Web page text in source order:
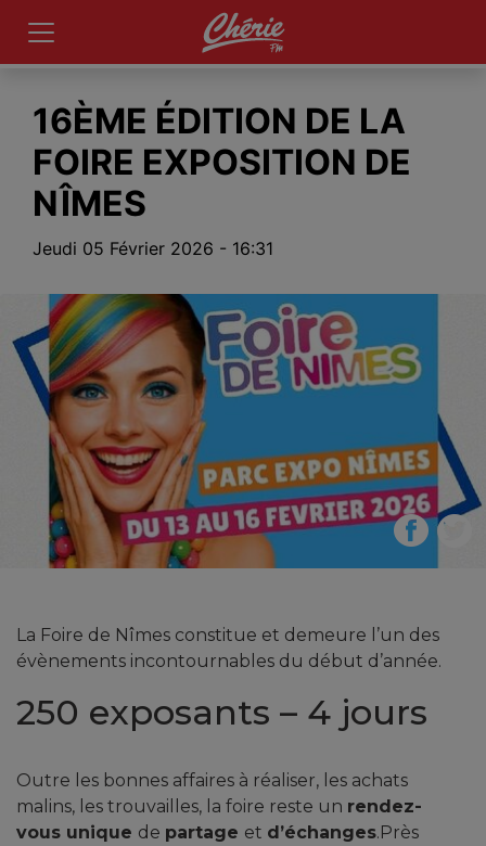
16ÈME ÉDITION DE LA
FOIRE EXPOSITION DE
NÎMES
Jeudi 05 Février 2026 - 16:31
La Foire de Nîmes constitue et demeure l’un des
évènements incontournables du début d’année.
250 exposants – 4 jours
Outre les bonnes affaires à réaliser, les achats
malins, les trouvailles, la foire reste un rendez-
vous unique de partage et d’échanges.Près